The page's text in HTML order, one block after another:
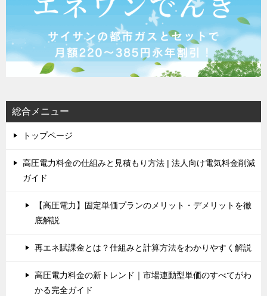
総合メニュー
トップページ
高圧電力料金の仕組みと見積もり方法 | 法人向け電気料金削減
ガイド
【高圧電力】固定単価プランのメリット・デメリットを徹
底解説
再エネ賦課金とは？仕組みと計算方法をわかりやすく解説
高圧電力料金の新トレンド｜市場連動型単価のすべてがわ
かる完全ガイド